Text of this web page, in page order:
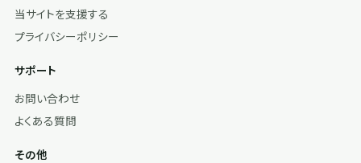
当サイトを支援する
プライバシーポリシー
サポート
お問い合わせ
よくある質問
その他